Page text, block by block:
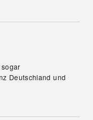
Deutschland und